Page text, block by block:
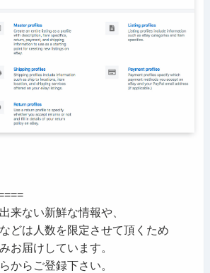
来ない新鮮な情報や、
どは人数を限定させて頂くため
お届けしています。
からご登録下さい。